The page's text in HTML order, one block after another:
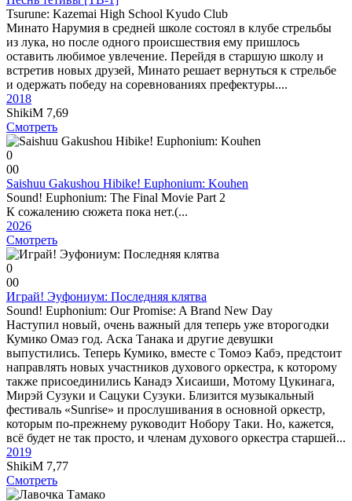
Tsurune: Kazemai High School Kyudo Club
Минато Нарумия в средней школе состоял в клубе стрельбы
из лука, но после одного происшествия ему пришлось
оставить любимое увлечение. Перейдя в старшую школу и
встретив новых друзей, Минато решает вернуться к стрельбе
и одержать победу на соревнованиях префектуры....
2018
ShikiM 7,69
Смотреть
0
00
Saishuu Gakushou Hibike! Euphonium: Kouhen
Sound! Euphonium: The Final Movie Part 2
К сожалению сюжета пока нет.(...
2026
Смотреть
0
00
Играй! Эуфониум: Последняя клятва
Sound! Euphonium: Our Promise: A Brand New Day
Наступил новый, очень важный для теперь уже второгодки
Кумико Омаэ год. Аска Танака и другие девушки
выпустились. Теперь Кумико, вместе с Томоэ Кабэ, предстоит
направлять новых участников духового оркестра, к которому
также присоединились Канадэ Хисаиши, Мотому Цукинага,
Мирэй Сузуки и Сацуки Сузуки. Близится музыкальный
фестиваль «Sunrise» и прослушивания в основной оркестр,
которым по-прежнему руководит Нобору Таки. Но, кажется,
всё будет не так просто, и членам духового оркестра старшей...
2019
ShikiM 7,77
Смотреть